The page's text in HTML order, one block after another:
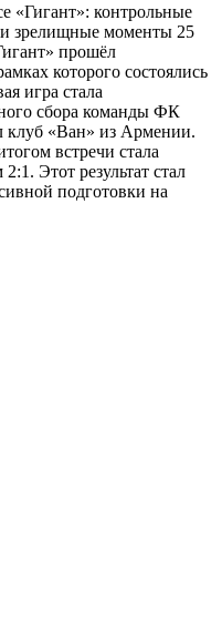
«Гигант»: контрольные
зрелищные моменты 25
прошёл
которого состоялись
игра стала
сбора команды ФК
клуб «Ван» из Армении.
встречи стала
Этот результат стал
подготовки на